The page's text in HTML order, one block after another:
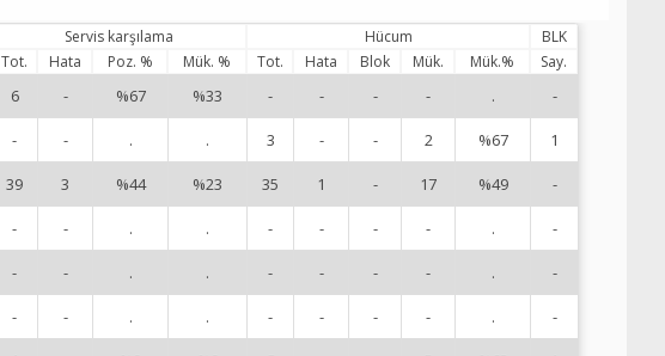
Servis karşılama Hücum
BLK
Tot. Hata Poz. % Mük. % Tot. Hata Blok Mük. Mük.% Say.
6 - %67 %33 - - - - . -
- - . . 3 - - 2 %67 1
39 3 %44 %23 35 1 - 17 %49 -
- - . . - - - - . -
- - . . - - - - . -
- - . . - - - - . -